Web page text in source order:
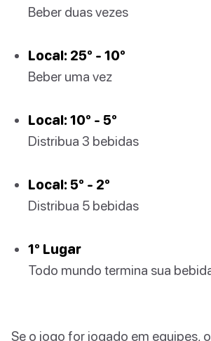
Beber duas vezes
Local: 25º - 10º
Beber uma vez
Local: 10º - 5º
Distribua 3 bebidas
Local: 5º - 2º
Distribua 5 bebidas
1º Lugar
Todo mundo termina sua
Se o jogo for jogado em equipes,